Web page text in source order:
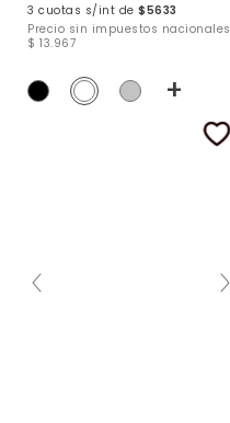
3 cuotas s/int de $5633
Precio sin impuestos nacionales
$ 13.967
+